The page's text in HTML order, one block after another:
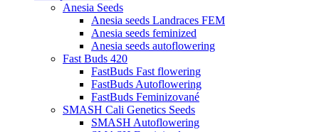
Anesia Seeds
Anesia seeds Landraces FEM
Anesia seeds feminized
Anesia seeds autoflowering
Fast Buds 420
FastBuds Fast flowering
FastBuds Autoflowering
FastBuds Feminizované
SMASH Cali Genetics Seeds
SMASH Autoflowering